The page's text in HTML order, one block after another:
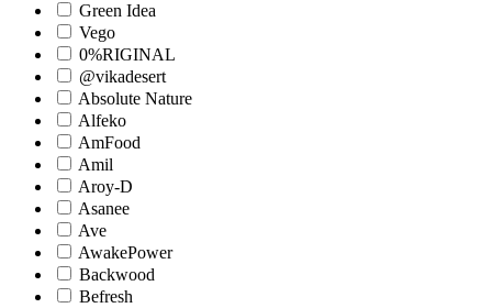
Green Idea
Vego
0%RIGINAL
@vikadesert
Absolute Nature
Alfeko
AmFood
Amil
Aroy-D
Asanee
Ave
AwakePower
Backwood
Befresh